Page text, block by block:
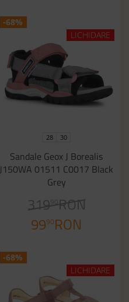
-68%
LICHIDARE
28 30
Sandale Geox J Borealis
J150WA 01511 C0017 Black
Grey
319 90RON
9990RON
-68%
LICHIDARE